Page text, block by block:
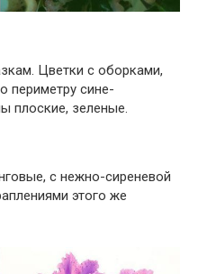
Цветки с оборками,
периметру сине-
плоские, зеленые.
с нежно-сиреневой
этого же